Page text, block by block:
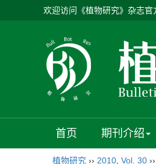
欢迎访问《植物研究》杂志官
首页 期刊介绍
植物研究 ›› 2010 Vol. 30 ››